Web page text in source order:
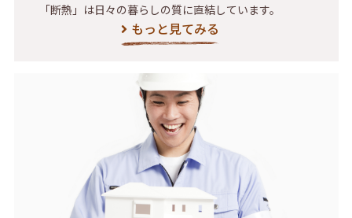
「断熱」は日々の暮らしの質に直結しています。
もっと見てみる